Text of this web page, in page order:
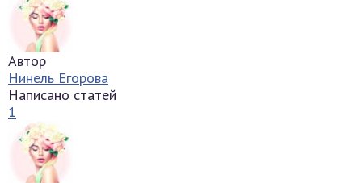
Автор
Нинель Егорова
Написано статей
1